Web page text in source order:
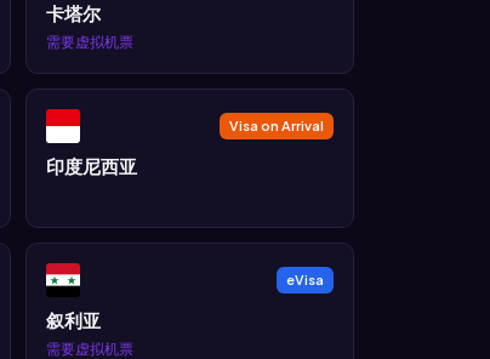
卡塔尔
需要虚拟机票
Visa on Arrival
印度尼西亚
eVisa
叙利亚
需要虚拟机票